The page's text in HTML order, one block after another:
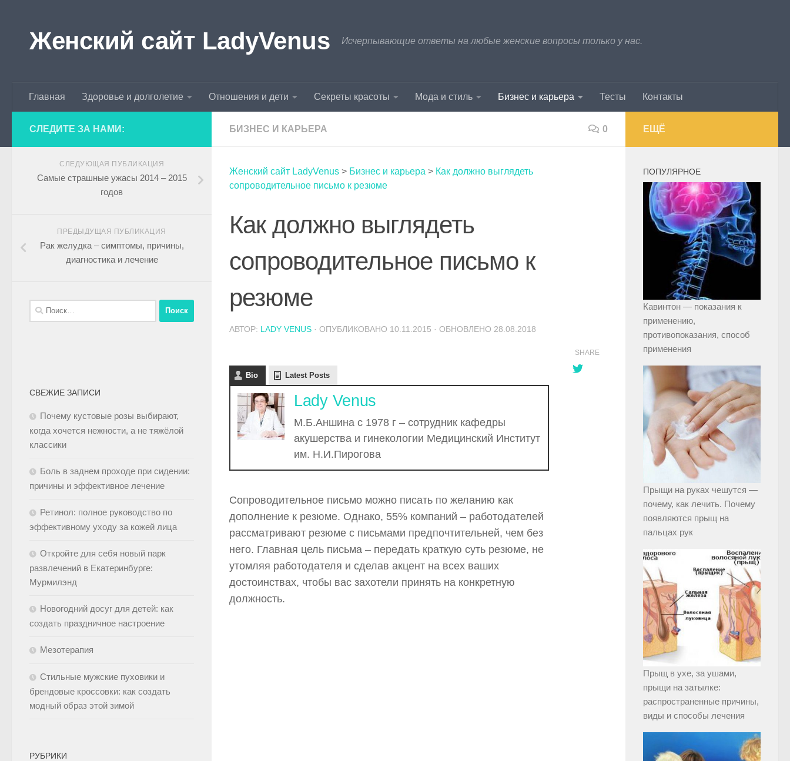
Женский сайт LadyVenus Исчерпывающие ответы на любые женские вопросы только у нас.
Главная Здоровье и долголетие Отношения и дети Секреты красоты Мода и стиль Бизнес и карьера Тесты Контакты
БИЗНЕС И КАРЬЕРА 0
Женский сайт LadyVenus > Бизнес и карьера > Как должно выглядеть
сопроводительное письмо к резюме
Как должно выглядеть
сопроводительное письмо к
резюме
АВТОР: LADY VENUS · ОПУБЛИКОВАНО 10.11.2015 · ОБНОВЛЕНО 28.08.2018
Bio Latest Posts
Lady Venus
М.Б.Аншина с 1978 г – сотрудник кафедры
акушерства и гинекологии Медицинский Институт
им. Н.И.Пирогова
Сопроводительное письмо можно писать по желанию как
дополнение к резюме. Однако, 55% компаний – работодателей
рассматривают резюме с письмами предпочтительней, чем без
него. Главная цель письма – передать краткую суть резюме, не
утомляя работодателя и сделав акцент на всех ваших
достоинствах, чтобы вас захотели принять на конкретную
должность.
SHARE
СЛЕДИТЕ ЗА НАМИ:
СЛЕДУЮЩАЯ ПУБЛИКАЦИЯ
Самые страшные ужасы 2014 – 2015
годов
ПРЕДЫДУЩАЯ ПУБЛИКАЦИЯ
Рак желудка – симптомы, причины,
диагностика и лечение
СВЕЖИЕ ЗАПИСИ
Почему кустовые розы выбирают,
когда хочется нежности, а не тяжёлой
классики
Боль в заднем проходе при сидении:
причины и эффективное лечение
Ретинол: полное руководство по
эффективному уходу за кожей лица
Откройте для себя новый парк
развлечений в Екатеринбурге:
Мурмилэнд
Новогодний досуг для детей: как
создать праздничное настроение
Мезотерапия
Стильные мужские пуховики и
брендовые кроссовки: как создать
модный образ этой зимой
РУБРИКИ
ЕЩЁ
ПОПУЛЯРНОЕ
Кавинтон — показания к
применению,
противопоказания, способ
применения
Прыщи на руках чешутся —
почему, как лечить. Почему
появляются прыщ на
пальцах рук
Прыщ в ухе, за ушами,
прыщи на затылке:
распространенные причины,
виды и способы лечения